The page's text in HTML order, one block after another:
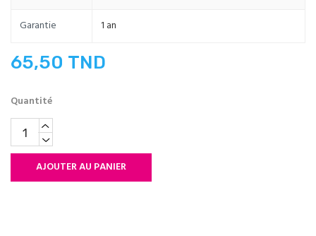
Garantie 1 an
65,50 TND
Quantité
AJOUTER AU PANIER